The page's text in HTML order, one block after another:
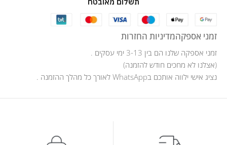
זמני אספקהמדיניות החזרות
זמני אספקה שלנו הם בין 3-13 ימי עסקים .
(אצלנו לא מחכים חודש להזמנה)
נציג אישי ילווה אותכם בWhatsApp לאורך כל מהלך ההזמנה .